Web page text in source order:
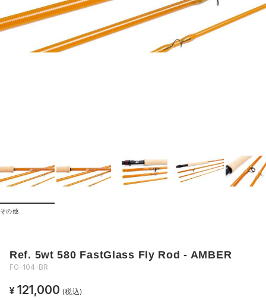
その他
Ref. 5wt 580 FastGlass Fly Rod - AMBER
FG-104-BR
¥ 121,000 (税込)